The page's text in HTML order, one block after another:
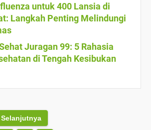
untuk 400 Lansia di
Langkah Penting Melindungi
Juragan 99: 5 Rahasia
di Tengah Kesibukan
Selanjutnya